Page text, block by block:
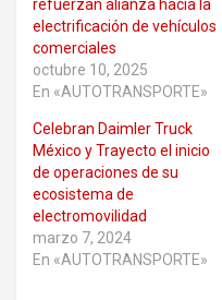
refuerzan alianza hacia la
electrificación de vehículos
comerciales
octubre 10, 2025
En «AUTOTRANSPORTE»
Celebran Daimler Truck
México y Trayecto el inicio
de operaciones de su
ecosistema de
electromovilidad
marzo 7, 2024
En «AUTOTRANSPORTE»